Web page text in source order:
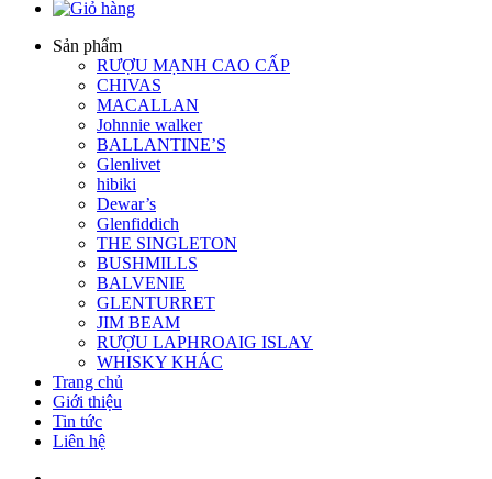
Sản phẩm
RƯỢU MẠNH CAO CẤP
CHIVAS
MACALLAN
Johnnie walker
BALLANTINE’S
Glenlivet
hibiki
Dewar’s
Glenfiddich
THE SINGLETON
BUSHMILLS
BALVENIE
GLENTURRET
JIM BEAM
RƯỢU LAPHROAIG ISLAY
WHISKY KHÁC
Trang chủ
Giới thiệu
Tin tức
Liên hệ